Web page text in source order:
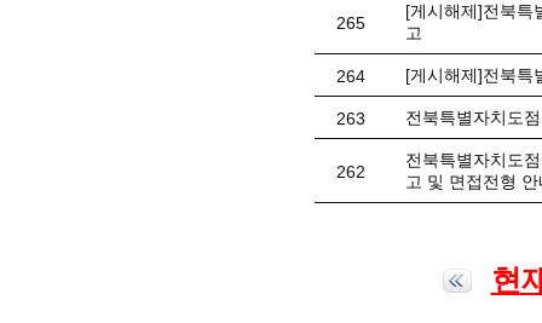
265
[게시해제]전북특
고
264 [게시해제]전북특
263 전북특별자치도
262
전북특별자치도
고 및 면접전형 안
현